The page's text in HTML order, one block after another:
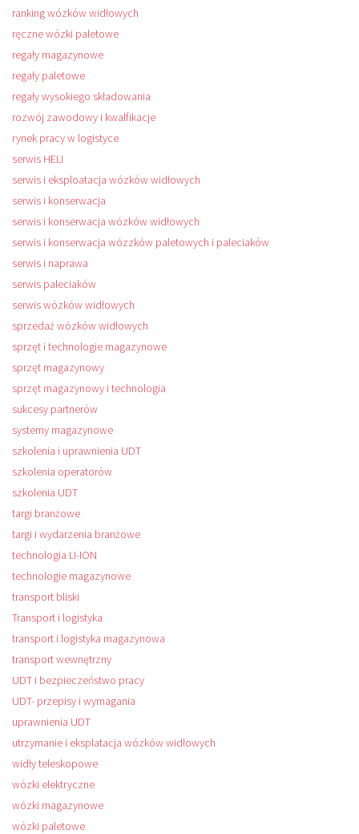
ranking wózków widłowych
ręczne wózki paletowe
regały magazynowe
regały paletowe
regały wysokiego składowania
rozwój zawodowy i kwalfikacje
rynek pracy w logistyce
serwis HELI
serwis i eksploatacja wózków widłowych
serwis i konserwacja
serwis i konserwacja wózków widłowych
serwis i konserwacja wózzków paletowych i paleciaków
serwis i naprawa
serwis paleciaków
serwis wózków widłowych
sprzedaż wózków widłowych
sprzęt i technologie magazynowe
sprzęt magazynowy
sprzęt magazynowy i technologia
sukcesy partnerów
systemy magazynowe
szkolenia i uprawnienia UDT
szkolenia operatorów
szkolenia UDT
targi branżowe
targi i wydarzenia branżowe
technologia LI-ION
technologie magazynowe
transport bliski
Transport i logistyka
transport i logistyka magazynowa
transport wewnętrzny
UDT i bezpieczeństwo pracy
UDT- przepisy i wymagania
uprawnienia UDT
utrzymanie i eksplatacja wózków widłowych
widły teleskopowe
wózki elektryczne
wózki magazynowe
wózki paletowe